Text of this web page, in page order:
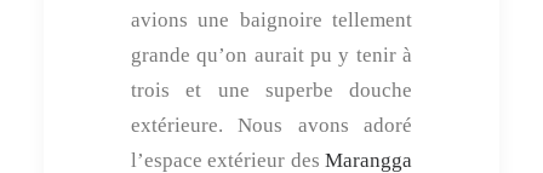
avions une baignoire tellement
grande qu’on aurait pu y tenir à
trois et une superbe douche
extérieure. Nous avons adoré
l’espace extérieur des Marangga